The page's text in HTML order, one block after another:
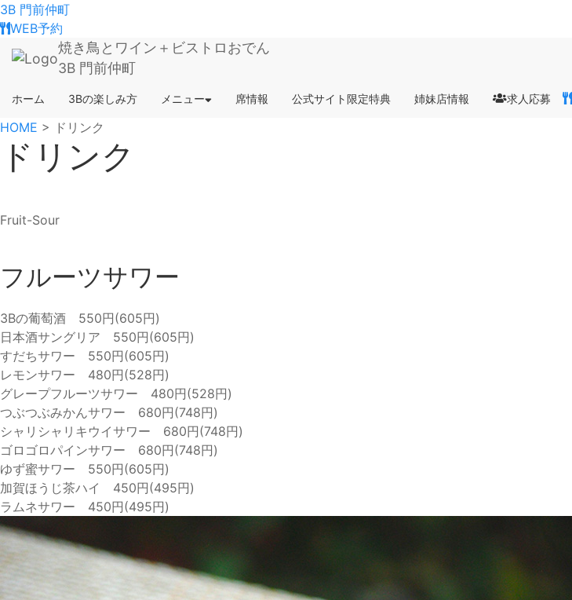
3B 門前仲町
WEB予約
焼き鳥とワイン＋ビストロおでん
3B 門前仲町
ホーム 3Bの楽しみ方 メニュー 席情報 公式サイト限定特典 姉妹店情報 求人応募
HOME > ドリンク
ドリンク
Fruit-Sour
フルーツサワー
3Bの葡萄酒 550円(605円)
日本酒サングリア 550円(605円)
すだちサワー 550円(605円)
レモンサワー 480円(528円)
グレープフルーツサワー 480円(528円)
つぶつぶみかんサワー 680円(748円)
シャリシャリキウイサワー 680円(748円)
ゴロゴロパインサワー 680円(748円)
ゆず蜜サワー 550円(605円)
加賀ほうじ茶ハイ 450円(495円)
ラムネサワー 450円(495円)